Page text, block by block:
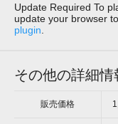
Update Required To
update your browser
plugin
その他の詳細情
販売価格